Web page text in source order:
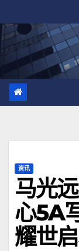
至
资讯
马光
心5A
耀世